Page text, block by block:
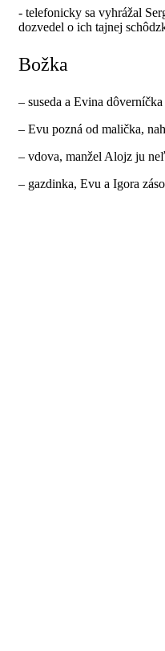
- telefonicky sa vyhrážal
dozvedel o ich tajnej
Božka
– suseda a Evina dôverníčka
– Evu pozná od malička,
– vdova, manžel Alojz ju
– gazdinka, Evu a Igora